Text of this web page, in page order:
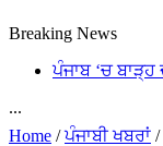
Breaking News
ਪੰਜਾਬ ‘ਚ ਬਾੜ੍ਹ
...
Home / ਪੰਜਾਬੀ ਖਬਰਾਂ /